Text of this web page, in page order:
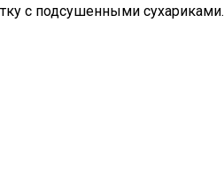
с подсушенными сухариками.